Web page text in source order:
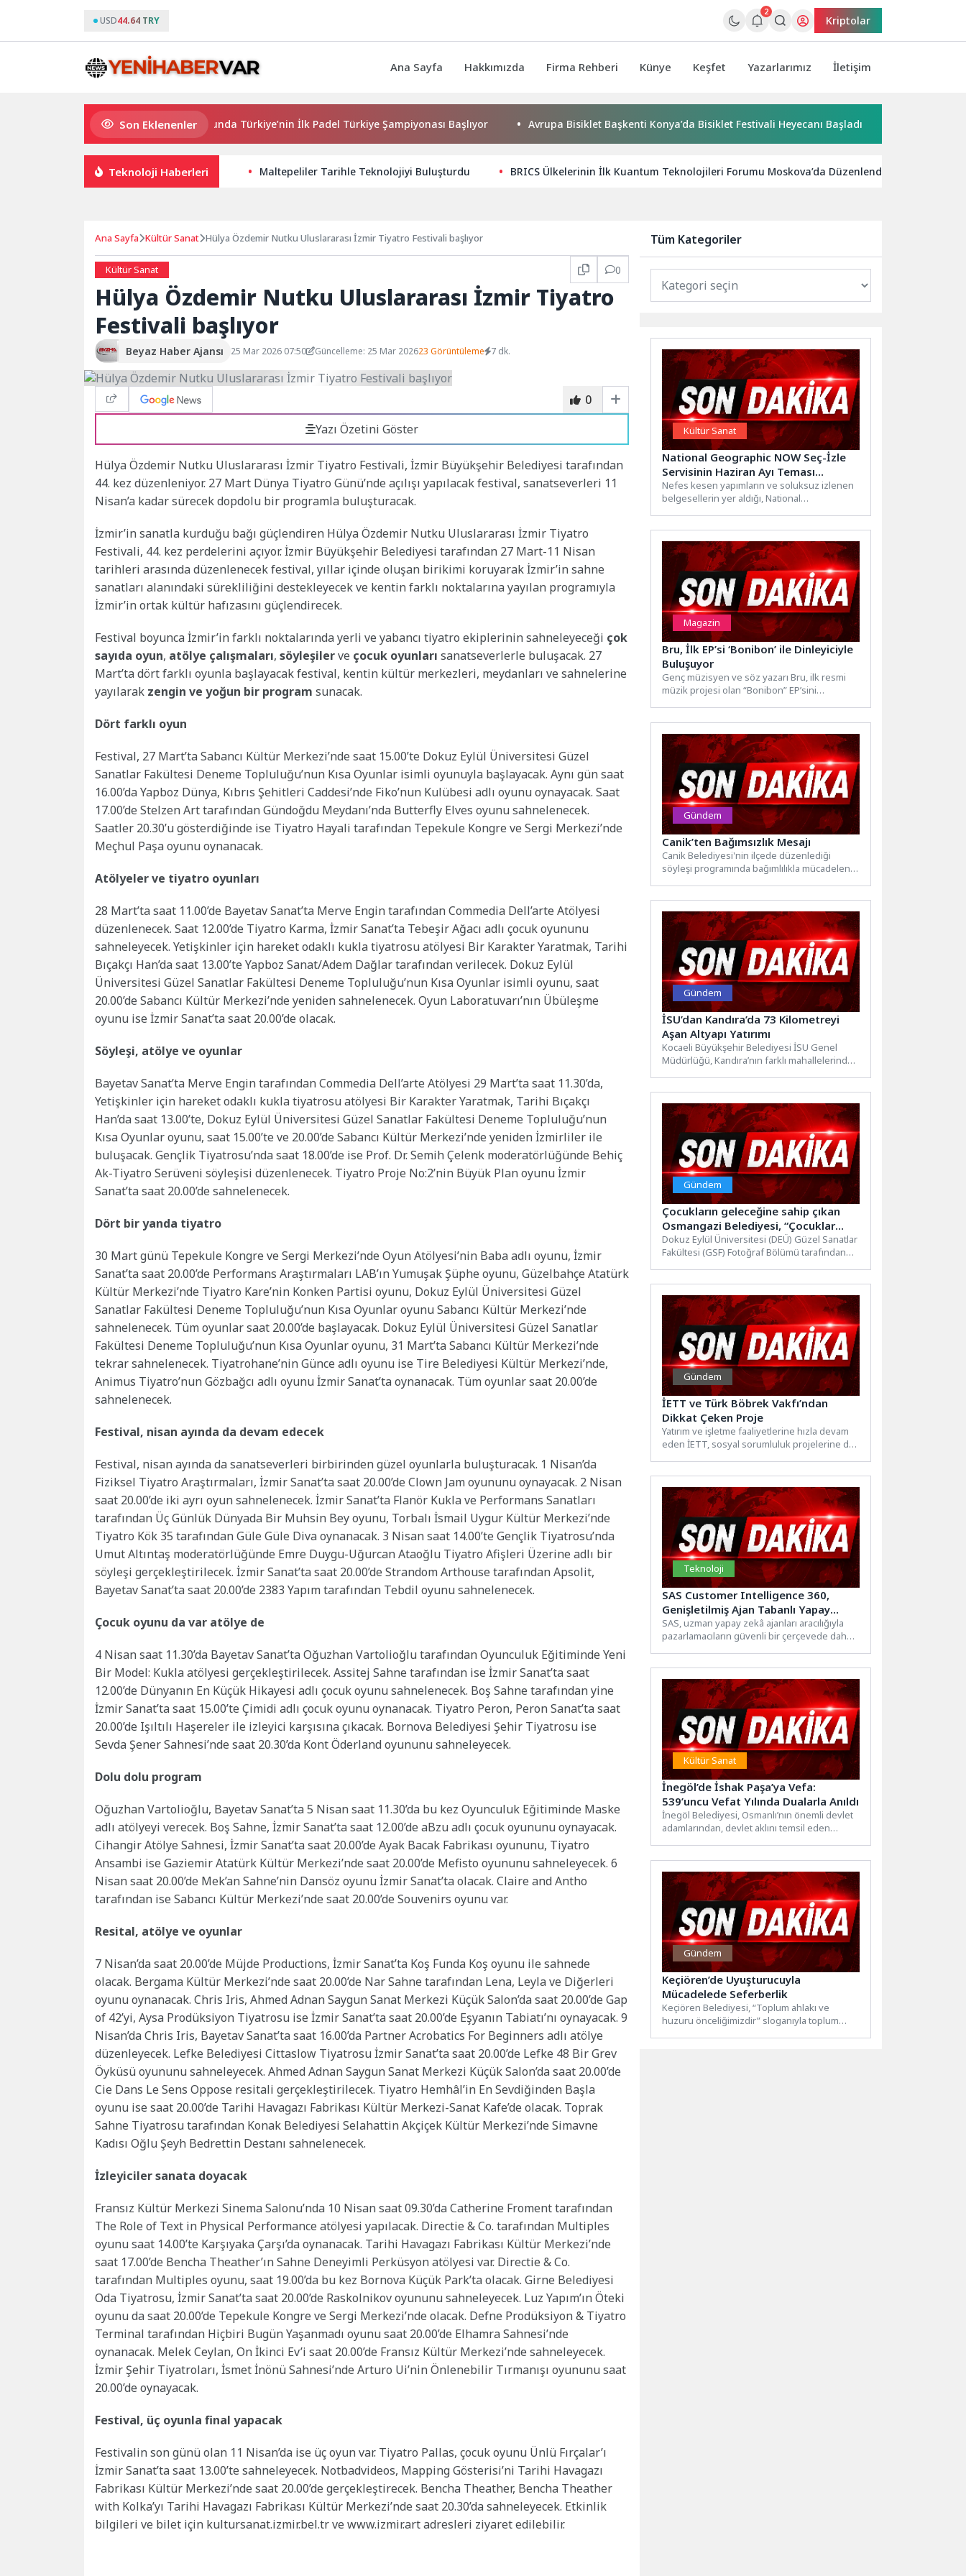
USD44.64 TRY
2
Kriptolar
Ana Sayfa Hakkımızda Firma Rehberi Künye Keşfet Yazarlarımız İletişim
Son Eklenenler
QNB Türkiye Ana Sponsorluğunda Türkiye’nin İlk Padel Türkiye Şampiyonası Başlıyor Avrupa Bisiklet Başkenti Konya’da Bisiklet Festivali Heyecanı Başladı “Yaşamdan Yazıya”
Teknoloji Haberleri Maltepeliler Tarihle Teknolojiyi Buluşturdu BRICS Ülkelerinin İlk Kuantum Teknolojileri Forumu Moskova’da Düzenlendi
Ana Sayfa Kültür Sanat Hülya Özdemir Nutku Uluslararası İzmir Tiyatro Festivali başlıyor
Kültür Sanat 0
Hülya Özdemir Nutku Uluslararası İzmir Tiyatro
Festivali başlıyor
Beyaz Haber Ajansı 25 Mar 2026 07:50 Güncelleme: 25 Mar 202623 Görüntüleme 7 dk.
0
Yazı Özetini Göster
Hülya Özdemir Nutku Uluslararası İzmir Tiyatro Festivali, İzmir Büyükşehir Belediyesi tarafından
44. kez düzenleniyor. 27 Mart Dünya Tiyatro Günü’nde açılışı yapılacak festival, sanatseverleri 11
Nisan’a kadar sürecek dopdolu bir programla buluşturacak.
İzmir’in sanatla kurduğu bağı güçlendiren Hülya Özdemir Nutku Uluslararası İzmir Tiyatro
Festivali, 44. kez perdelerini açıyor. İzmir Büyükşehir Belediyesi tarafından 27 Mart-11 Nisan
tarihleri arasında düzenlenecek festival, yıllar içinde oluşan birikimi koruyarak İzmir’in sahne
sanatları alanındaki sürekliliğini destekleyecek ve kentin farklı noktalarına yayılan programıyla
İzmir’in ortak kültür hafızasını güçlendirecek.
Festival boyunca İzmir’in farklı noktalarında yerli ve yabancı tiyatro ekiplerinin sahneleyeceği çok
sayıda oyun, atölye çalışmaları, söyleşilerve çocuk oyunları sanatseverlerle buluşacak. 27
Mart’ta dört farklı oyunla başlayacak festival, kentin kültür merkezleri, meydanları ve sahnelerine
yayılarak zengin ve yoğun bir program sunacak.
Dört farklı oyun
Festival, 27 Mart’ta Sabancı Kültür Merkezi’nde saat 15.00’te Dokuz Eylül Üniversitesi Güzel
Sanatlar Fakültesi Deneme Topluluğu’nun Kısa Oyunlar isimli oyunuyla başlayacak. Aynı gün saat
16.00’da Yapboz Dünya, Kıbrıs Şehitleri Caddesi’nde Fiko’nun Kulübesi adlı oyunu oynayacak. Saat
17.00’de Stelzen Art tarafından Gündoğdu Meydanı’nda Butterfly Elves oyunu sahnelenecek.
Saatler 20.30’u gösterdiğinde ise Tiyatro Hayali tarafından Tepekule Kongre ve Sergi Merkezi’nde
Meçhul Paşa oyunu oynanacak.
Atölyeler ve tiyatro oyunları
28 Mart’ta saat 11.00’de Bayetav Sanat’ta Merve Engin tarafından Commedia Dell’arte Atölyesi
düzenlenecek. Saat 12.00’de Tiyatro Karma, İzmir Sanat’ta Tebeşir Ağacı adlı çocuk oyununu
sahneleyecek. Yetişkinler için hareket odaklı kukla tiyatrosu atölyesi Bir Karakter Yaratmak, Tarihi
Bıçakçı Han’da saat 13.00’te Yapboz Sanat/Adem Dağlar tarafından verilecek. Dokuz Eylül
Üniversitesi Güzel Sanatlar Fakültesi Deneme Topluluğu’nun Kısa Oyunlar isimli oyunu, saat
20.00’de Sabancı Kültür Merkezi’nde yeniden sahnelenecek. Oyun Laboratuvarı’nın Übüleşme
oyunu ise İzmir Sanat’ta saat 20.00’de olacak.
Söyleşi, atölye ve oyunlar
Bayetav Sanat’ta Merve Engin tarafından Commedia Dell’arte Atölyesi 29 Mart’ta saat 11.30’da,
Yetişkinler için hareket odaklı kukla tiyatrosu atölyesi Bir Karakter Yaratmak, Tarihi Bıçakçı
Han’da saat 13.00’te, Dokuz Eylül Üniversitesi Güzel Sanatlar Fakültesi Deneme Topluluğu’nun
Kısa Oyunlar oyunu, saat 15.00’te ve 20.00’de Sabancı Kültür Merkezi’nde yeniden İzmirliler ile
buluşacak. Gençlik Tiyatrosu’nda saat 18.00’de ise Prof. Dr. Semih Çelenk moderatörlüğünde Behiç
Ak-Tiyatro Serüveni söyleşisi düzenlenecek. Tiyatro Proje No:2’nin Büyük Plan oyunu İzmir
Sanat’ta saat 20.00’de sahnelenecek.
Dört bir yanda tiyatro
30 Mart günü Tepekule Kongre ve Sergi Merkezi’nde Oyun Atölyesi’nin Baba adlı oyunu, İzmir
Sanat’ta saat 20.00’de Performans Araştırmaları LAB’ın Yumuşak Şüphe oyunu, Güzelbahçe Atatürk
Kültür Merkezi’nde Tiyatro Kare’nin Konken Partisi oyunu, Dokuz Eylül Üniversitesi Güzel
Sanatlar Fakültesi Deneme Topluluğu’nun Kısa Oyunlar oyunu Sabancı Kültür Merkezi’nde
sahnelenecek. Tüm oyunlar saat 20.00’de başlayacak. Dokuz Eylül Üniversitesi Güzel Sanatlar
Fakültesi Deneme Topluluğu’nun Kısa Oyunlar oyunu, 31 Mart’ta Sabancı Kültür Merkezi’nde
tekrar sahnelenecek. Tiyatrohane’nin Günce adlı oyunu ise Tire Belediyesi Kültür Merkezi’nde,
Animus Tiyatro’nun Gözbağcı adlı oyunu İzmir Sanat’ta oynanacak. Tüm oyunlar saat 20.00’de
sahnelenecek.
Festival, nisan ayında da devam edecek
Festival, nisan ayında da sanatseverleri birbirinden güzel oyunlarla buluşturacak. 1 Nisan’da
Fiziksel Tiyatro Araştırmaları, İzmir Sanat’ta saat 20.00’de Clown Jam oyununu oynayacak. 2 Nisan
saat 20.00’de iki ayrı oyun sahnelenecek. İzmir Sanat’ta Flanör Kukla ve Performans Sanatları
tarafından Üç Günlük Dünyada Bir Muhsin Bey oyunu, Torbalı İsmail Uygur Kültür Merkezi’nde
Tiyatro Kök 35 tarafından Güle Güle Diva oynanacak. 3 Nisan saat 14.00’te Gençlik Tiyatrosu’nda
Umut Altıntaş moderatörlüğünde Emre Duygu-Uğurcan Ataoğlu Tiyatro Afişleri Üzerine adlı bir
söyleşi gerçekleştirilecek. İzmir Sanat’ta saat 20.00’de Strandom Arthouse tarafından Apsolit,
Bayetav Sanat’ta saat 20.00’de 2383 Yapım tarafından Tebdil oyunu sahnelenecek.
Çocuk oyunu da var atölye de
4 Nisan saat 11.30’da Bayetav Sanat’ta Oğuzhan Vartolioğlu tarafından Oyunculuk Eğitiminde Yeni
Bir Model: Kukla atölyesi gerçekleştirilecek. Assitej Sahne tarafından ise İzmir Sanat’ta saat
12.00’de Dünyanın En Küçük Hikayesi adlı çocuk oyunu sahnelenecek. Boş Sahne tarafından yine
İzmir Sanat’ta saat 15.00’te Çimidi adlı çocuk oyunu oynanacak. Tiyatro Peron, Peron Sanat’ta saat
20.00’de Işıltılı Haşereler ile izleyici karşısına çıkacak. Bornova Belediyesi Şehir Tiyatrosu ise
Sevda Şener Sahnesi’nde saat 20.30’da Kont Öderland oyununu sahneleyecek.
Dolu dolu program
Oğuzhan Vartolioğlu, Bayetav Sanat’ta 5 Nisan saat 11.30’da bu kez Oyunculuk Eğitiminde Maske
adlı atölyeyi verecek. Boş Sahne, İzmir Sanat’ta saat 12.00’de aBzu adlı çocuk oyununu oynayacak.
Cihangir Atölye Sahnesi, İzmir Sanat’ta saat 20.00’de Ayak Bacak Fabrikası oyununu, Tiyatro
Ansambi ise Gaziemir Atatürk Kültür Merkezi’nde saat 20.00’de Mefisto oyununu sahneleyecek. 6
Nisan saat 20.00’de Mek’an Sahne’nin Dansöz oyunu İzmir Sanat’ta olacak. Claire and Antho
tarafından ise Sabancı Kültür Merkezi’nde saat 20.00’de Souvenirs oyunu var.
Resital, atölye ve oyunlar
7 Nisan’da saat 20.00’de Müjde Productions, İzmir Sanat’ta Koş Funda Koş oyunu ile sahnede
olacak. Bergama Kültür Merkezi’nde saat 20.00’de Nar Sahne tarafından Lena, Leyla ve Diğerleri
oyunu oynanacak. Chris Iris, Ahmed Adnan Saygun Sanat Merkezi Küçük Salon’da saat 20.00’de Gap
of 42’yi, Aysa Prodüksiyon Tiyatrosu ise İzmir Sanat’ta saat 20.00’de Eşyanın Tabiatı’nı oynayacak. 9
Nisan’da Chris Iris, Bayetav Sanat’ta saat 16.00’da Partner Acrobatics For Beginners adlı atölye
düzenleyecek. Lefke Belediyesi Cittaslow Tiyatrosu İzmir Sanat’ta saat 20.00’de Lefke 48 Bir Grev
Öyküsü oyununu sahneleyecek. Ahmed Adnan Saygun Sanat Merkezi Küçük Salon’da saat 20.00’de
Cie Dans Le Sens Oppose resitali gerçekleştirilecek. Tiyatro Hemhâl’in En Sevdiğinden Başla
oyunu ise saat 20.00’de Tarihi Havagazı Fabrikası Kültür Merkezi-Sanat Kafe’de olacak. Toprak
Sahne Tiyatrosu tarafından Konak Belediyesi Selahattin Akçiçek Kültür Merkezi’nde Simavne
Kadısı Oğlu Şeyh Bedrettin Destanı sahnelenecek.
İzleyiciler sanata doyacak
Fransız Kültür Merkezi Sinema Salonu’nda 10 Nisan saat 09.30’da Catherine Froment tarafından
The Role of Text in Physical Performance atölyesi yapılacak. Directie & Co. tarafından Multiples
oyunu saat 14.00’te Karşıyaka Çarşı’da oynanacak. Tarihi Havagazı Fabrikası Kültür Merkezi’nde
saat 17.00’de Bencha Theather’ın Sahne Deneyimli Perküsyon atölyesi var. Directie & Co.
tarafından Multiples oyunu, saat 19.00’da bu kez Bornova Küçük Park’ta olacak. Girne Belediyesi
Oda Tiyatrosu, İzmir Sanat’ta saat 20.00’de Raskolnikov oyununu sahneleyecek. Luz Yapım’ın Öteki
oyunu da saat 20.00’de Tepekule Kongre ve Sergi Merkezi’nde olacak. Defne Prodüksiyon & Tiyatro
Terminal tarafından Hiçbiri Bugün Yaşanmadı oyunu saat 20.00’de Elhamra Sahnesi’nde
oynanacak. Melek Ceylan, On İkinci Ev’i saat 20.00’de Fransız Kültür Merkezi’nde sahneleyecek.
İzmir Şehir Tiyatroları, İsmet İnönü Sahnesi’nde Arturo Ui’nin Önlenebilir Tırmanışı oyununu saat
20.00’de oynayacak.
Festival, üç oyunla final yapacak
Festivalin son günü olan 11 Nisan’da ise üç oyun var. Tiyatro Pallas, çocuk oyunu Ünlü Fırçalar’ı
İzmir Sanat’ta saat 13.00’te sahneleyecek. Notbadvideos, Mapping Gösterisi’ni Tarihi Havagazı
Fabrikası Kültür Merkezi’nde saat 20.00’de gerçekleştirecek. Bencha Theather, Bencha Theather
with Kolka’yı Tarihi Havagazı Fabrikası Kültür Merkezi’nde saat 20.30’da sahneleyecek. Etkinlik
bilgileri ve bilet için kultursanat.izmir.bel.tr ve www.izmir.art adresleri ziyaret edilebilir.
Tüm Kategoriler
Kültür Sanat
National Geographic NOW Seç-İzle
Servisinin Haziran Ayı Teması
‘Popüler Bilim’!
Nefes kesen yapımların ve soluksuz izlenen
belgesellerin yer aldığı, National
Magazin
Bru, İlk EP’si ‘Bonibon’ ile Dinleyiciyle
Buluşuyor
Genç müzisyen ve söz yazarı Bru, ilk resmi
müzik projesi olan “Bonibon” EP’sini
Gündem
Canik’ten Bağımsızlık Mesajı
Canik Belediyesi'nin ilçede düzenlediği
söyleşi programında bağımlılıkla mücadelenin
Gündem
İSU’dan Kandıra’da 73 Kilometreyi
Aşan Altyapı Yatırımı
Kocaeli Büyükşehir Belediyesi İSU Genel
Müdürlüğü, Kandıra’nın farklı mahallelerinde
Gündem
Çocukların geleceğine sahip çıkan
Osmangazi Belediyesi, “Çocuklar
Geleceğimiz; Geleceğimizi
Korumalıyız!” başlığı altında
sempozyum düzenledi.
Dokuz Eylül Üniversitesi (DEÜ) Güzel Sanatlar
Fakültesi (GSF) Fotoğraf Bölümü tarafından
Gündem
İETT ve Türk Böbrek Vakfı’ndan
Dikkat Çeken Proje
Yatırım ve işletme faaliyetlerine hızla devam
eden İETT, sosyal sorumluluk projelerine de
Teknoloji
SAS Customer Intelligence 360,
Genişletilmiş Ajan Tabanlı Yapay
Zeka Yeteneklerini Tanıttı
SAS, uzman yapay zekâ ajanları aracılığıyla
pazarlamacıların güvenli bir çerçevede daha
Kültür Sanat
İnegöl’de İshak Paşa’ya Vefa:
539’uncu Vefat Yılında Dualarla Anıldı
İnegöl Belediyesi, Osmanlı’nın önemli devlet
adamlarından, devlet aklını temsil eden
Gündem
Keçiören’de Uyuşturucuyla
Mücadelede Seferberlik
Keçiören Belediyesi, “Toplum ahlakı ve
huzuru önceliğimizdir” sloganıyla toplum